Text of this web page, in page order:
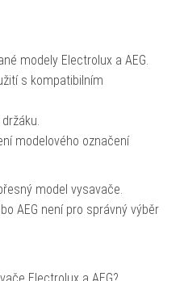
modely Electrolux a AEG.
s kompatibilním
modelového označení
model vysavače.
AEG není pro správný výběr